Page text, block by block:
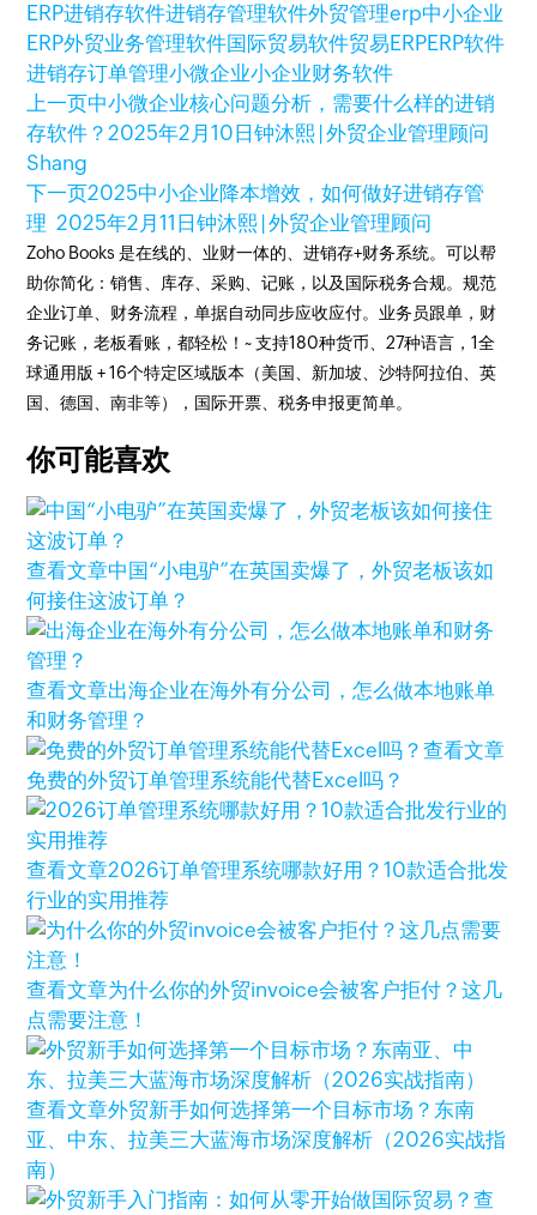
ERP进销存软件进销存管理软件外贸管理erp中小企业
ERP外贸业务管理软件国际贸易软件贸易ERPERP软件
进销存订单管理小微企业小企业财务软件
上一页中小微企业核心问题分析，需要什么样的进销
存软件？2025年2月10日钟沐熙 | 外贸企业管理顾问
Shang
下一页2025中小企业降本增效，如何做好进销存管
理2025年2月11日钟沐熙 | 外贸企业管理顾问
Zoho Books 是在线的、业财一体的、进销存+财务系统。可以帮
助你简化：销售、库存、采购、记账，以及国际税务合规。规范
企业订单、财务流程，单据自动同步应收应付。业务员跟单，财
务记账，老板看账，都轻松！~ 支持180种货币、27种语言，1全
球通用版 + 16个特定区域版本（美国、新加坡、沙特阿拉伯、英
国、德国、南非等），国际开票、税务申报更简单。
你可能喜欢
查看文章中国“小电驴”在英国卖爆了，外贸老板该如
何接住这波订单？
查看文章出海企业在海外有分公司，怎么做本地账单
和财务管理？
查看文章
免费的外贸订单管理系统能代替Excel吗？
查看文章2026订单管理系统哪款好用？10款适合批发
行业的实用推荐
查看文章为什么你的外贸invoice会被客户拒付？这几
点需要注意！
查看文章外贸新手如何选择第一个目标市场？东南
亚、中东、拉美三大蓝海市场深度解析（2026实战指
南）
查